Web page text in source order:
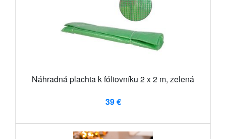
Náhradná plachta k fóliovníku 2 x 2 m, zelená
39 €